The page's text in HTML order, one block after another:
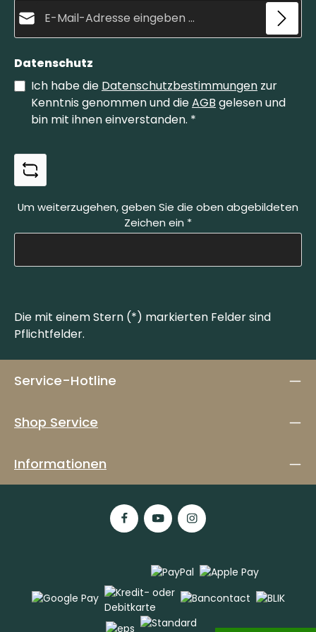
Datenschutz
Ich habe die Datenschutzbestimmungen zur
Kenntnis genommen und dieAGB gelesen und
bin mit ihnen einverstanden. *
Um weiterzugehen, geben Sie die oben abgebildeten
Zeichen ein *
Die mit einem Stern (*) markierten Felder sind
Pflichtfelder.
Service-Hotline
Shop Service
Informationen